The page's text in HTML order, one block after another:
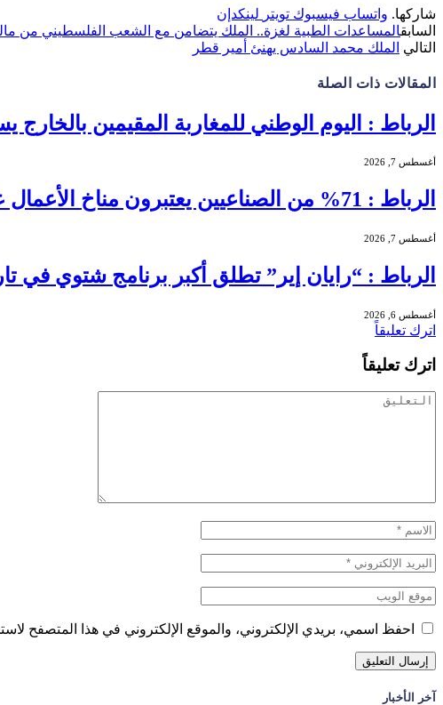
شاركها. واتساب فيسبوك تويتر لينكدإن
السابقالمساعدات الطبية لغزة.. الملك يتضامن مع الشعب الفلسطيني من
التالي الملك محمد السادس يهنئ أمير قطر
المقالات ذات الصلة
الرباط : اليوم الوطني للمغاربة المقيمين بالخارج
أغسطس 7, 2026
الرباط : 71% من الصناعيين يعتبرون مناخ الأعمال عادياً خلال الفصل الثاني من 2026 …
أغسطس 7, 2026
الرباط : “رايان إير” تطلق أكبر برنامج شتوي في تاريخها بالمغرب بـ156
أغسطس 6, 2026
اترك تعليقاً
اترك تعليقاً
احفظ اسمي، بريدي الإلكتروني، والموقع الإلكتروني في هذا المتصفح
آخر الأخبار